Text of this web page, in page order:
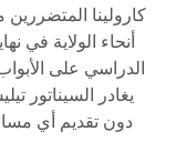
كارولينا
أنحاء الولاية في
الدراسي على
يغادر السيناتور
دون تقديم أي